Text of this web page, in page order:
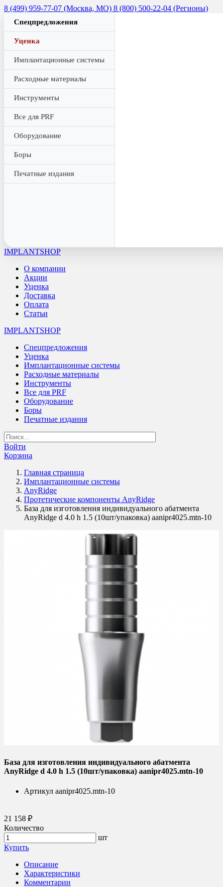
8 (499) 959-77-07 (Москва, МО) 8 (800) 500-22-04 (Регионы)
Спецпредложения
Уценка
Имплантационные системы
Расходные материалы
Инструменты
Все для PRF
Оборудование
Боры
Печатные издания
IMPLANTSHOP
О компании
Акции
Уценка
Доставка
Оплата
Статьи
IMPLANTSHOP
Спецпредложения
Уценка
Имплантационные системы
Расходные материалы
Инструменты
Все для PRF
Оборудование
Боры
Печатные издания
Войти
Корзина
Главная страница
Имплантационные системы
AnyRidge
Протетические компоненты AnyRidge
База для изготовления индивидуального абатмента
AnyRidge d 4.0 h 1.5 (10шт/упаковка) aanipr4025.mtn-10
База для изготовления индивидуального абатмента
AnyRidge d 4.0 h 1.5 (10шт/упаковка) aanipr4025.mtn-10
Артикул aanipr4025.mtn-10
21 158 ₽
Количество
шт
Купить
Описание
Характеристики
Комментарии